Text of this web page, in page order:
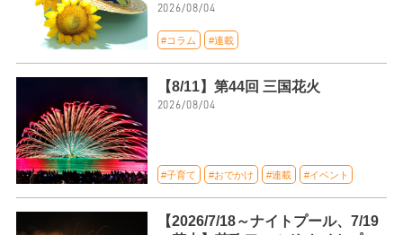
2026/08/04
#コラム #連載
【8/11】第44回 三国花火
2026/08/04
#子育て #おでかけ #連載 #イベント
【2026/7/18～ナイトプール、7/19